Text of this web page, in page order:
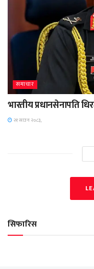
समाचार
भारतीय प्रधानसेनापति
२१ साउन २०८३,
सिफारिस